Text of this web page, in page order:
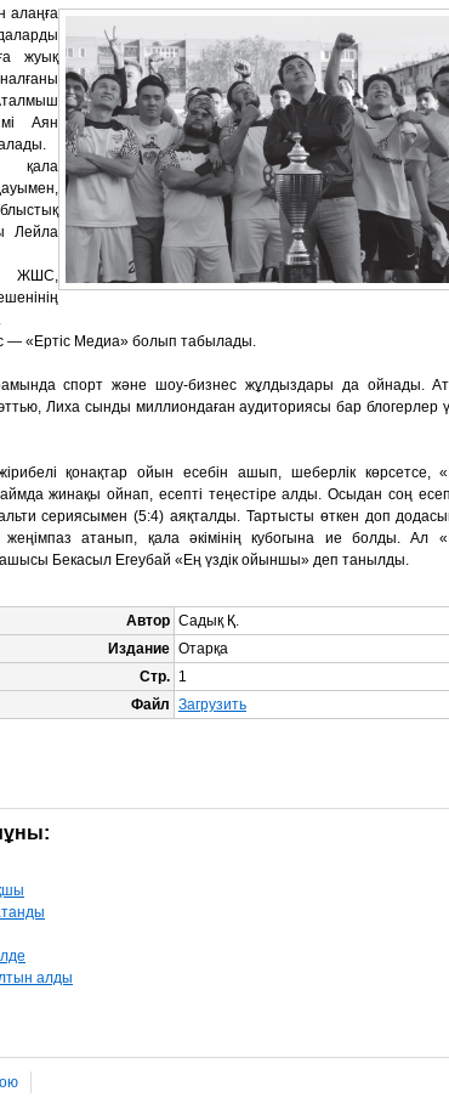
алаңға
жуық
Аян
қала
Лейла
ЖШС,
— «Ертіс Медиа» болып табылады.
спорт және шоу-бизнес жұлдыздары да ойнады.
Лиха сынды миллиондаған аудиториясы бар блогерлер
қонақтар ойын есебін ашып, шеберлік
жинақы ойнап, есепті теңестіре алды. Осыдан соң есеп
сериясымен (5:4) аяқталды. Тартысты өткен доп
жеңімпаз атанып, қала әкімінің кубогына ие болды. Ал
Бекасыл Егеубай «Ең үздік ойыншы» деп танылды.
Автор Садық Қ.
Издание Отарқа
Стр. 1
Файл Загрузить
алды